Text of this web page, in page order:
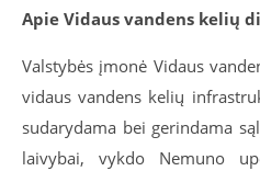
Apie Vidaus vandens kelių
Valstybės įmonė Vidaus
vidaus vandens kelių
sudarydama bei gerindama
laivybai, vykdo Nemuno